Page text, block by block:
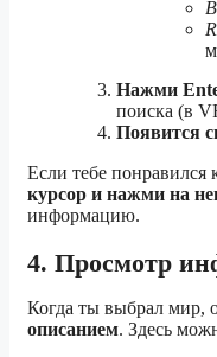
Нажми
поиска (в
Появится
Если тебе понравился
курсор и нажми на
информацию.
4. Просмотр
Когда ты выбрал мир,
описанием. Здесь